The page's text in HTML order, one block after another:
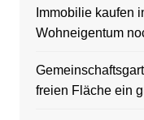
Immobilie kaufen
Wohneigentum
freien Fläche ein